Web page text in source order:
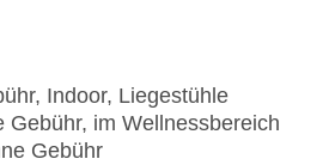
Indoor, Liegestühle
Gebühr, im Wellnessbereich
Gebühr